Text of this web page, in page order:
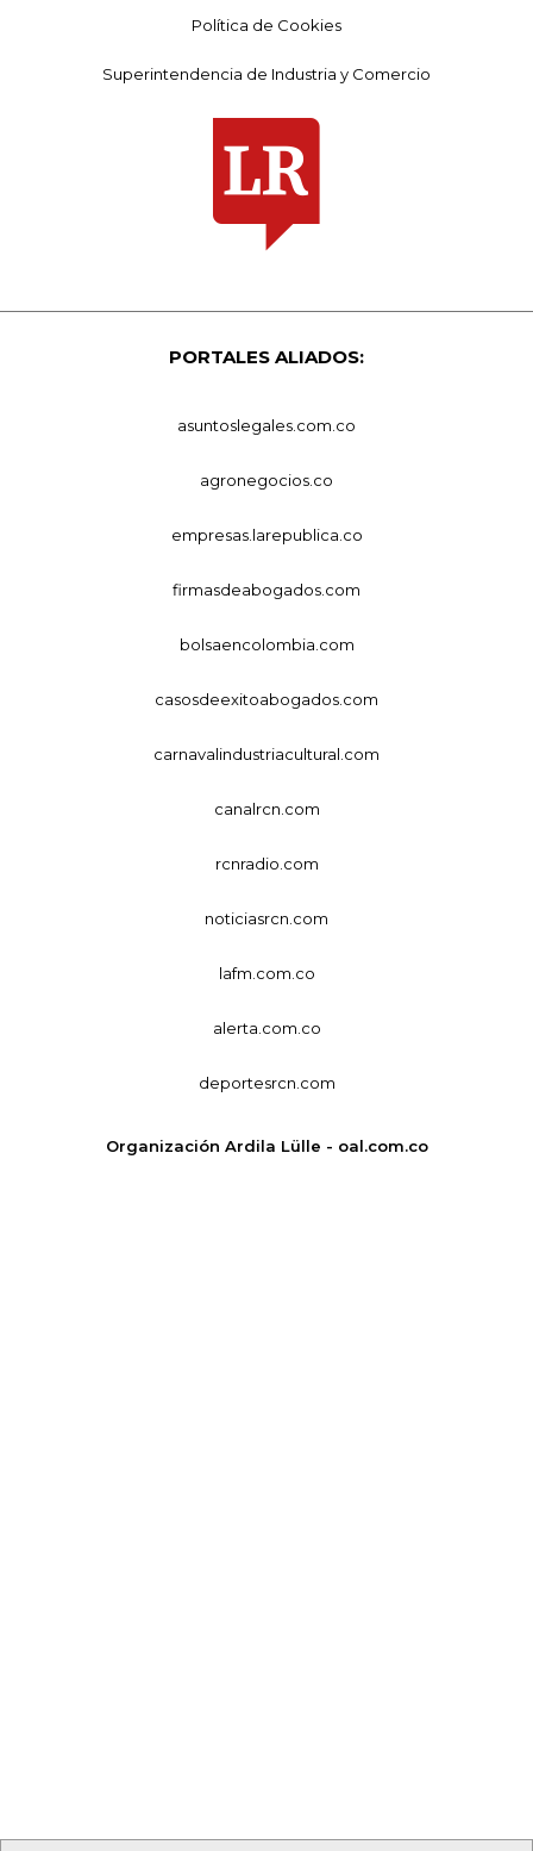
Política de Cookies
Superintendencia de Industria y Comercio
PORTALES ALIADOS:
asuntoslegales.com.co
agronegocios.co
empresas.larepublica.co
firmasdeabogados.com
bolsaencolombia.com
casosdeexitoabogados.com
carnavalindustriacultural.com
canalrcn.com
rcnradio.com
noticiasrcn.com
lafm.com.co
alerta.com.co
deportesrcn.com
Organización Ardila Lülle - oal.com.co